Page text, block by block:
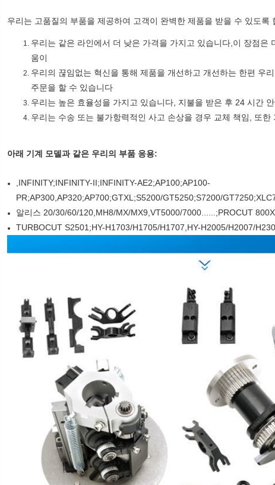
우리는 고품질의 부품을 제공하여 고객이 완벽한 제품을 받을 수 있도록
우리는 같은 라인에서 더 낮은 가격을 가지고 있습니다,이 장점은
움이
우리의 끊임없는 혁신을 통해 제품을 개선하고 개선하는 한편 우
주문을 할 수 있습니다
우리는 높은 효율성을 가지고 있습니다, 지불을 받은 후 24 시간
우리는 수송 또는 불가항력적인 사고 손상을 경우 교체 책임, 또한
아래 기계 모델과 같은 우리의 부품 응용:
,INFINITY;INFINITY-II;INFINITY-AE2;AP100;AP100-
PR;AP300,AP320;AP700;GTXL;S5200/GT5250;S7200/
알리스 20/30/60/120,MH8/MX/MX9,VT5000/7000......;PROCUT
TURBOCUT S2501;HY-H1703/H1705/H1707,HY-H2005/H2007/